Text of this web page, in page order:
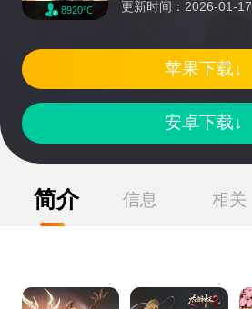
8920℃
更新时间：2026-01-17
安卓下载↓
苹果下载↓
简介 信息 相关